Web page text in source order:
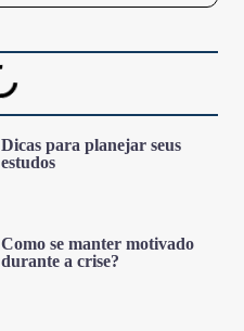
Dicas para planejar seus
estudos
Como se manter motivado
durante a crise?